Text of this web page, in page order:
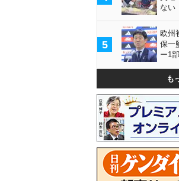
ない
5
欧州
保一
ー1
も